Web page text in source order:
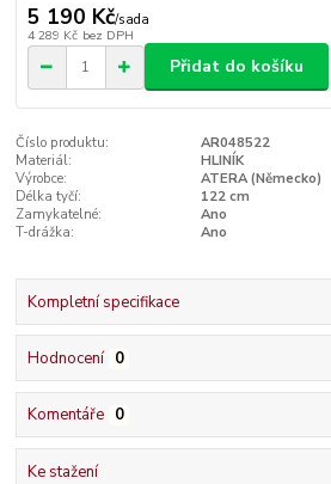
5 190 Kč/sada
4 289 Kč bez DPH
Přidat do košíku
Číslo produktu:
AR048522
Materiál:
HLINÍK
Výrobce:
ATERA (Německo)
Délka tyčí:
122 cm
Zamykatelné:
Ano
T-drážka:
Ano
Kompletní specifikace
Hodnocení 0
Komentáře 0
Ke stažení